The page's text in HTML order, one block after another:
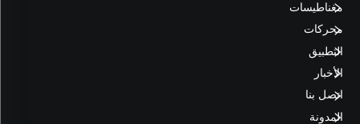
مغناطيسات
محركات
التطبيق
الأخبار
اتصل بنا
المدونة